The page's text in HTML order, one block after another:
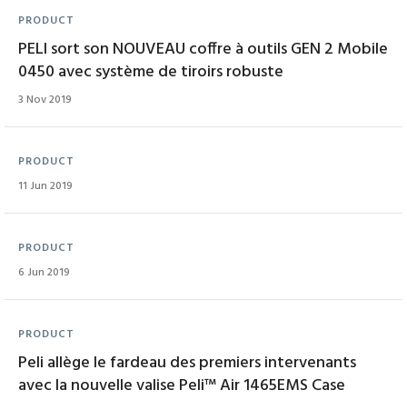
PRODUCT
PELI sort son NOUVEAU coffre à outils GEN 2 Mobile
0450 avec système de tiroirs robuste
3 Nov 2019
PRODUCT
11 Jun 2019
PRODUCT
6 Jun 2019
PRODUCT
Peli allège le fardeau des premiers intervenants
avec la nouvelle valise Peli™ Air 1465EMS Case